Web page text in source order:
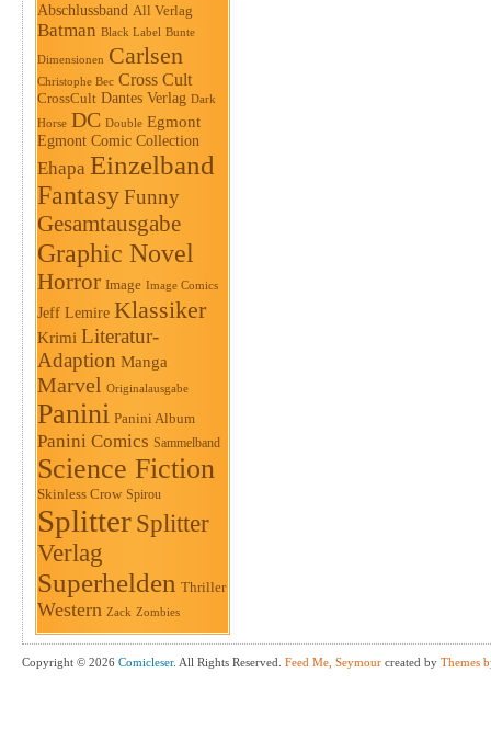
Abschlussband All Verlag
Batman Black Label Bunte
Dimensionen Carlsen
Christophe Bec Cross Cult
CrossCult Dantes Verlag Dark
Horse DC Double Egmont
Egmont Comic Collection
Ehapa Einzelband
FantasyFunny
Gesamtausgabe
Graphic Novel
Horror Image Image Comics
Jeff Lemire Klassiker
Krimi Literatur-
Adaption Manga
Marvel Originalausgabe
Panini Panini Album
Panini Comics Sammelband
Science Fiction
Skinless Crow Spirou
Splitter Splitter
Verlag
Superhelden Thriller
Western Zack Zombies
Copyright © 2026 Comicleser. All Rights Reserved. Feed Me, Seymour created by Themes